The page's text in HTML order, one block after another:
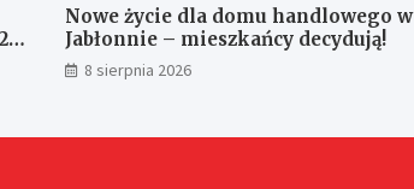
Nowe życie dla domu handlowego w
Jabłonnie – mieszkańcy decydują!
8 sierpnia 2026